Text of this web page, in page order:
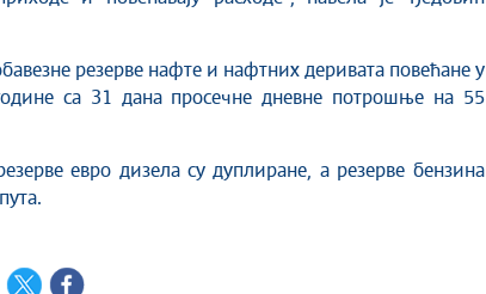
резерве нафте и нафтних деривата повећане у
са 31 дана просечне дневне потрошње на 55
евро дизела су дуплиране, а резерве бензина